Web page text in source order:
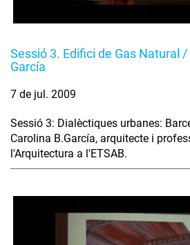
Sessió 3. Edifici de Gas Natural
García
7 de jul. 2009
Sessió 3: Dialèctiques urbanes:
Carolina B.García, arquitecte i
l'Arquitectura a l'ETSAB.